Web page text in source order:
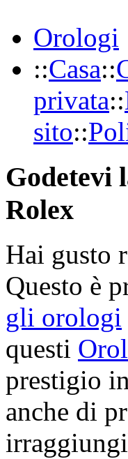
Orologi
::Casa::
privata::
sito::
Godetevi
Rolex
Hai gusto
Questo è
gli orologi
questi
prestigio
anche di